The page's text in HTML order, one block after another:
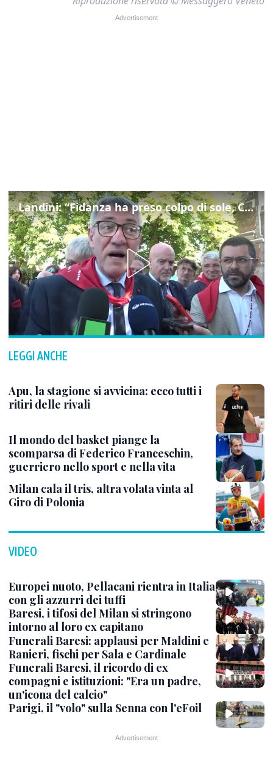
Landini: “Fidanza ha preso colpo di sole, Cgil non si gira mai dall'altra parte”
LEGGI ANCHE
Apu, la stagione si avvicina: ecco tutti i
ritiri delle rivali
Il mondo del basket piange la
scomparsa di Federico Franceschin,
guerriero nello sport e nella vita
Milan cala il tris, altra volata vinta al
Giro di Polonia
VIDEO
Europei nuoto, Pellacani rientra in Italia
con gli azzurri dei tuffi
Baresi, i tifosi del Milan si stringono
intorno al loro ex capitano
Funerali Baresi: applausi per Maldini e
Ranieri, fischi per Sala e Cardinale
Funerali Baresi, il ricordo di ex
compagni e istituzioni: "Era un padre,
un'icona del calcio"
Parigi, il "volo" sulla Senna con l'eFoil